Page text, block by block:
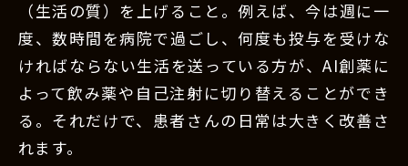
（生活の質）を上げること。例えば、今は週に一
度、数時間を病院で過ごし、何度も投与を受けな
ければならない生活を送っている方が、AI創薬に
よって飲み薬や自己注射に切り替えることができ
る。それだけで、患者さんの日常は大きく改善さ
れます。